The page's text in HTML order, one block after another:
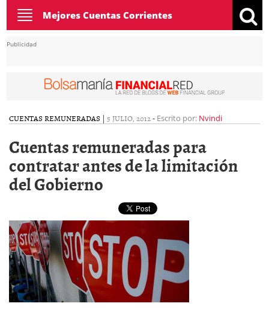
Toggle
navigation
Mejores Cuentas Corrientes
Publicidad
CUENTAS REMUNERADAS | 5 JULIO, 2012- Escrito por: Nvindi
Cuentas remuneradas para
contratar antes de la limitación
del Gobierno